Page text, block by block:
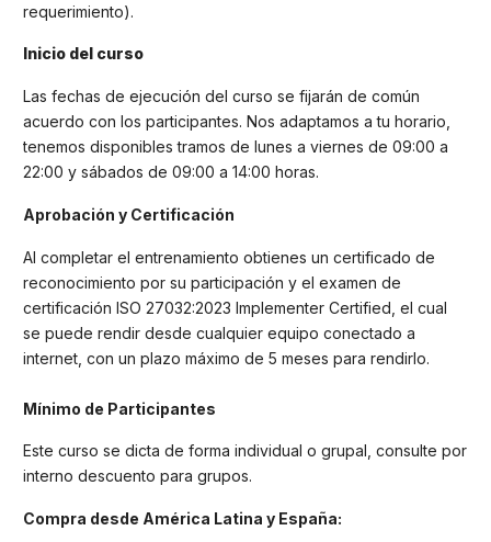
requerimiento).
Inicio del curso
Las fechas de ejecución del curso se fijarán de común
acuerdo con los participantes. Nos adaptamos a tu horario,
tenemos disponibles tramos de lunes a viernes de 09:00 a
22:00 y sábados de 09:00 a 14:00 horas.
Aprobación y Certificación
Al completar el entrenamiento obtienes un certificado de
reconocimiento por su participación y el examen de
certificación ISO 27032:2023 Implementer Certified, el cual
se puede rendir desde cualquier equipo conectado a
internet, con un plazo máximo de 5 meses para rendirlo.
Mínimo de Participantes
Este curso se dicta de forma individual o grupal, consulte por
interno descuento para grupos.
Compra desde América Latina y España: